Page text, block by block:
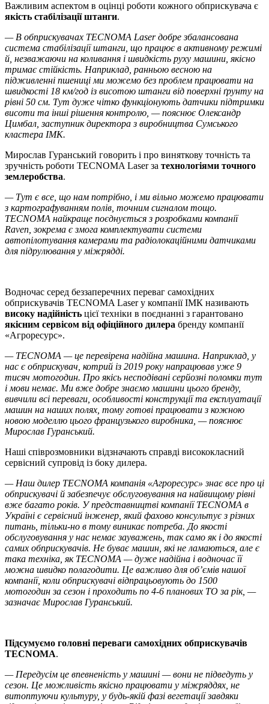
Важливим аспектом в оцінці роботи кожного обприскувача є
якість стабілізації штанги.
— В обприскувачах TECNOMA Laser добре збалансована
система стабілізації штанги, що працює в активному режимі
й, незважаючи на коливання і швидкість руху машини, якісно
тримає стійкість. Наприклад, ранньою весною на
підживленні пшениці ми можемо без проблем працювати на
швидкості 18 км/год із висотою штанги від поверхні ґрунту на
рівні 50 см. Тут дуже чітко функціонують датчики підтримки
висоти та інші рішення контролю, — пояснює Олександр
Цимбал, заступник директора з виробництва Сумського
кластера ІМК.
Мирослав Гуранський говорить і про виняткову точність та
зручність роботи TECNOMA Laser за технологіями точного
землеробства.
— Тут є все, що нам потрібно, і ми вільно можемо працювати
з картографуванням полів, точним сигналом тощо.
TECNOMA найкраще поєднується з розробками компанії
Raven, зокрема є змога комплектувати системи
автопілотування камерами та радіолокаційними датчиками
для підрулювання у міжрядді.
Водночас серед беззаперечних переваг самохідних
обприскувачів TECNOMA Laser у компанії ІМК називають
високу надійність цієї техніки в поєднанні з гарантовано
якісним сервісом від офіційного дилера бренду компанії
«Агроресурс».
— TECNOMA — це перевірена надійна машина. Наприклад, у
нас є обприскувач, котрий із 2019 року напрацював уже 9
тисяч мотогодин. Про якісь несподівані серйозні поломки тут
і мови немає. Ми вже добре знаємо машини цього бренду,
вивчили всі переваги, особливості конструкції та експлуатації
машин на наших полях, тому готові працювати з кожною
новою моделлю цього французького виробника, — пояснює
Мирослав Гуранський.
Наші співрозмовники відзначають справді висококласний
сервісний супровід із боку дилера.
— Наш дилер TECNOMA компанія «Агроресурс» знає все про ці
обприскувачі й забезпечує обслуговування на найвищому рівні
вже багато років. У представництві компанії TECNOMA в
Україні є сервісний інженер, який фахово консультує з різних
питань, тільки-но в тому виникає потреба. До якості
обслуговування у нас немає зауважень, так само як і до якості
самих обприскувачів. Не буває машин, які не ламаються, але є
така техніка, як TECNOMA — дуже надійна і водночас її
можна швидко полагодити. Це важливо для об’ємів нашої
компанії, коли обприскувачі відпрацьовують до 1500
мотогодин за сезон і проходить по 4-6 планових ТО за рік, —
зазначає Мирослав Гуранський.
Підсумуємо головні переваги самохідних обприскувачів
TECNOMA.
— Передусім це впевненість у машині — вони не підведуть у
сезон. Це можливість якісно працювати у міжряддях, не
витоптуючи культуру, у будь-якій фазі вегетації завдяки